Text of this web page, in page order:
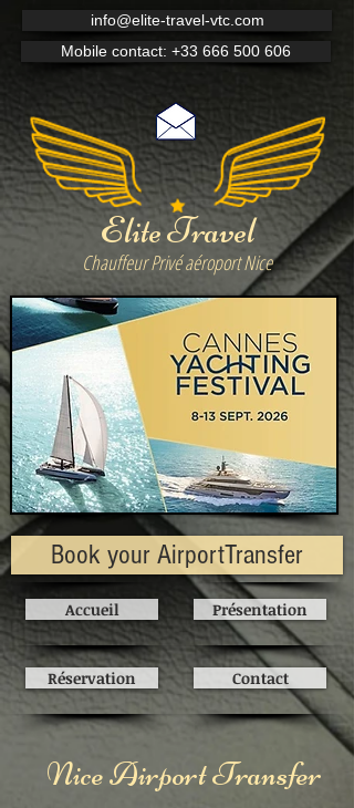
info@elite-travel-vtc.com
Mobile contact: +33 666 500 606
Elite Travel
Chauffeur Privé aéroport Nice
Book your AirportTransfer
Accueil
Réservation
Présentation
Contact
Nice Airport Transfer